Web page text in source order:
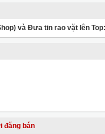
và Đưa tin rao vặt lên
đăng bán